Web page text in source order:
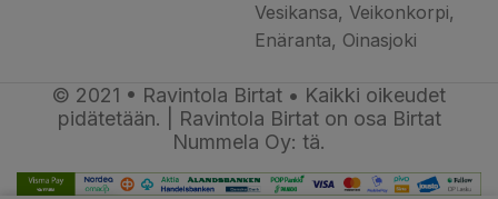
Vesikansa, Veikonkorpi,
Enäranta, Oinasjoki
© 2021 • Ravintola Birtat • Kaikki oikeudet
pidätetään. | Ravintola Birtat on osa Birtat
Nummela Oy: tä.